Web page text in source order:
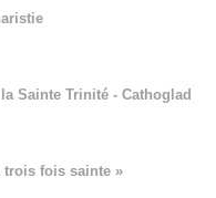
Sainte Trinité - Cathoglad
trois fois sainte »